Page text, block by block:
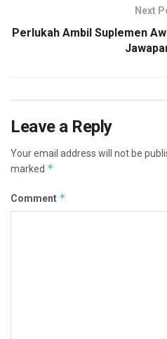
Next
Perlukah Ambil Suplemen
Leave a Reply
Your email address will not be
marked *
Comment *